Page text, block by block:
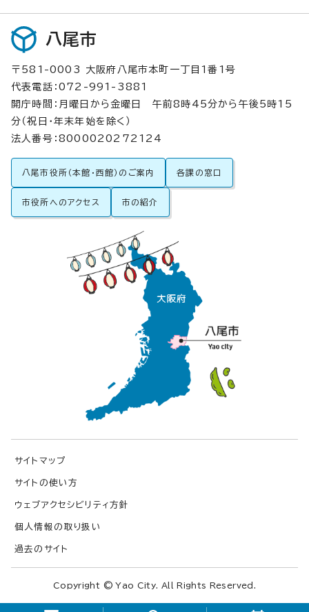
八尾市
〒581-0003 大阪府八尾市本町一丁目1番1号
代表電話：072-991-3881
開庁時間：月曜日から金曜日 午前8時45分から午後5時15
分（祝日・年末年始を除く）
法人番号：8000020272124
八尾市役所（本館・西館）のご案内 各課の窓口
市役所へのアクセス 市の紹介
サイトマップ
サイトの使い方
ウェブアクセシビリティ方針
個人情報の取り扱い
過去のサイト
Copyright © Yao City. All Rights Reserved.